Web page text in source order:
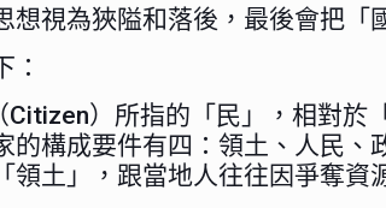
視為狹隘和落後，最後會把「
：
）所指的「民」，相對於
構成要件有四：領土、人民
土」，跟當地人往往因爭奪資